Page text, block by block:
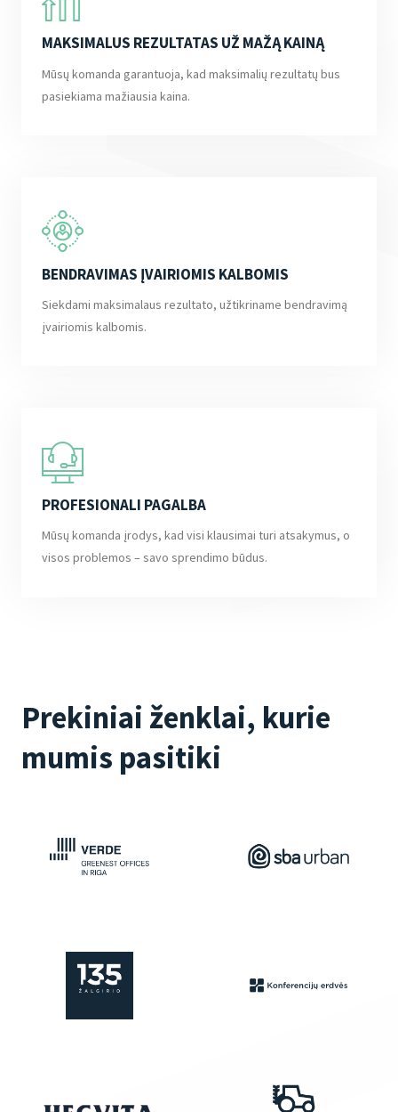
MAKSIMALUS REZULTATAS UŽ MAŽĄ KAINĄ
Mūsų komanda garantuoja, kad maksimalių rezultatų bus
pasiekiama mažiausia kaina.
BENDRAVIMAS ĮVAIRIOMIS KALBOMIS
Siekdami maksimalaus rezultato, užtikriname bendravimą
įvairiomis kalbomis.
PROFESIONALI PAGALBA
Mūsų komanda įrodys, kad visi klausimai turi atsakymus, o
visos problemos – savo sprendimo būdus.
Prekiniai ženklai, kurie
mumis pasitiki